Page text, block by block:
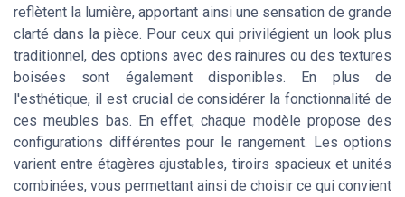
reflètent la lumière, apportant ainsi une sensation de grande
clarté dans la pièce. Pour ceux qui privilégient un look plus
traditionnel, des options avec des rainures ou des textures
boisées sont également disponibles. En plus de
l'esthétique, il est crucial de considérer la fonctionnalité de
ces meubles bas. En effet, chaque modèle propose des
configurations différentes pour le rangement. Les options
varient entre étagères ajustables, tiroirs spacieux et unités
combinées, vous permettant ainsi de choisir ce qui convient